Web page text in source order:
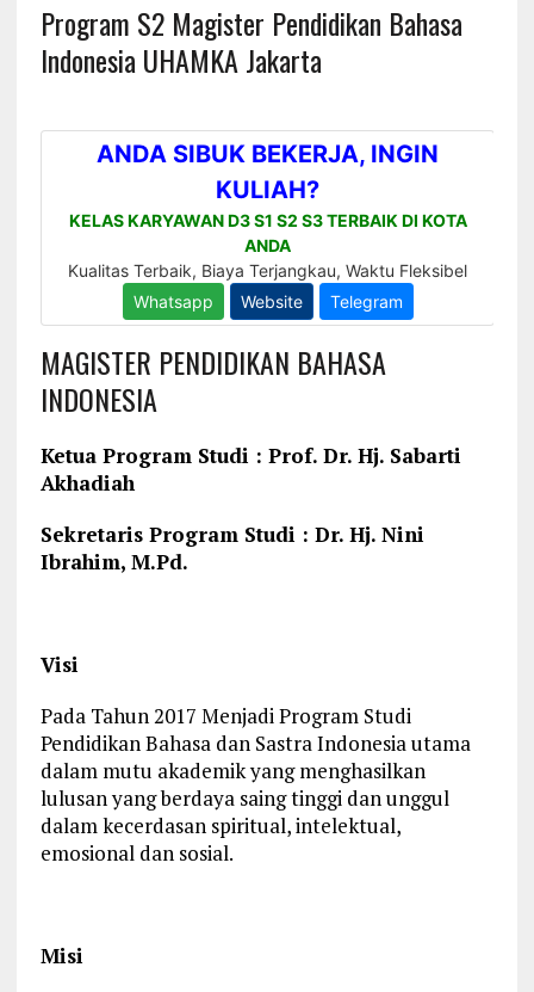
Program S2 Magister Pendidikan Bahasa
Indonesia UHAMKA Jakarta
MAGISTER PENDIDIKAN BAHASA
INDONESIA
Ketua Program Studi : Prof. Dr. Hj. Sabarti
Akhadiah
Sekretaris Program Studi : Dr. Hj. Nini
Ibrahim, M.Pd.
Visi
Pada Tahun 2017 Menjadi Program Studi
Pendidikan Bahasa dan Sastra Indonesia utama
dalam mutu akademik yang menghasilkan
lulusan yang berdaya saing tinggi dan unggul
dalam kecerdasan spiritual, intelektual,
emosional dan sosial.
Misi